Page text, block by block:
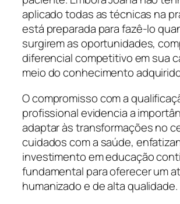
aplicado todas as técnicas na
está preparada para fazê-lo
surgirem as oportunidades,
diferencial competitivo em sua
meio do conhecimento
O compromisso com a
profissional evidencia a
adaptar às transformações no
cuidados com a saúde,
investimento em educação
fundamental para oferecer um
humanizado e de alta qualidade.